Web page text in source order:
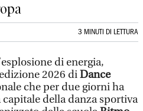
3 MINUTI DI LETTURA
di energia,
2026 diDance
che per due giorni ha
della danza sportiva